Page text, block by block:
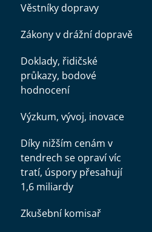
Věstníky dopravy
Zákony v drážní dopravě
Doklady, řidičské
průkazy, bodové
hodnocení
Výzkum, vývoj, inovace
Díky nižším cenám v
tendrech se opraví víc
tratí, úspory přesahují
1,6 miliardy
Zkušební komisař